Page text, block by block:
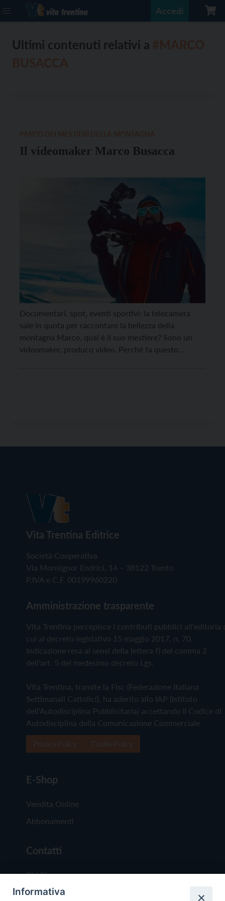
Accedi
Ultimi contenuti relativi a
Il videomaker Marco Busacca
Documentari, spot, eventi sportivi: la telecamera
sale in quota per raccontare la bellezza della
montagna Marco, qual è il suo mestiere? Sono un
videomaker, produco video. Perché fa questo
Vita Trentina Editrice
Società Cooperativa
Via Monsignor Endrici, 14 – 38122 Trento
P.IVA e C.F. 00199960220
Amministrazione trasparente
Vita Trentina percepisce i contributi pubblici all'editoria
cui al decreto legislativo 15 maggio 2017, n. 70.
Indicazione resa ai sensi della lettera f) del comma 2
dell'art. 5 del medesimo decreto Lgs.
Vita Trentina, tramite la Fisc (Federazione Italiana
Settimanali Cattolici), ha aderito allo IAP (Istituto
dell'Autodisciplina Pubblicitaria) accettando il Codice di
Autodisciplina della Comunicazione Commerciale
E-Shop
Vendita Online
Abbonamenti
Contatti
Chi Siamo
Redazione
Informativa